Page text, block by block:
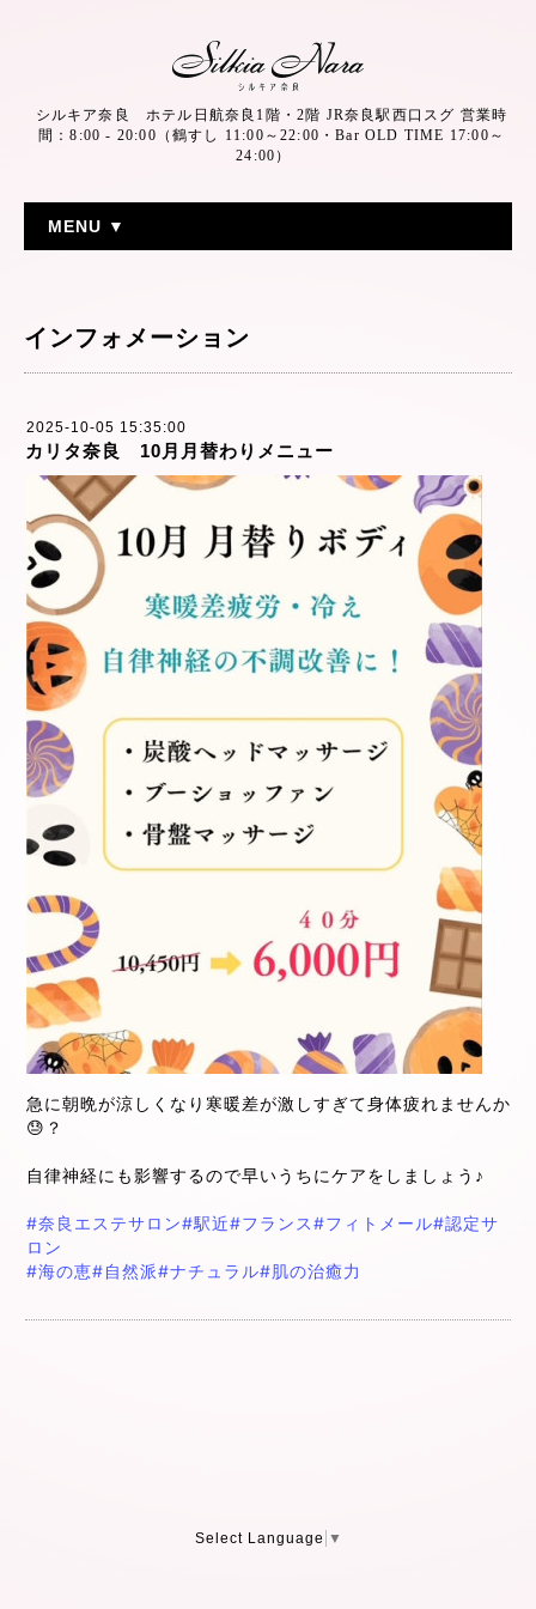
シルキア奈良 ホテル日航奈良1階・2階 JR奈良駅西口スグ 営業時
間：8:00 - 20:00（鶴すし 11:00～22:00・Bar OLD TIME 17:00～
24:00）
MENU ▼
インフォメーション
2025-10-05 15:35:00
カリタ奈良 10月月替わりメニュー
急に朝晩が涼しくなり寒暖差が激しすぎて身体疲れませんか
😓？
自律神経にも影響するので早いうちにケアをしましょう♪
#奈良エステサロン#駅近#フランス#フィトメール#認定サ
ロン
#海の恵#自然派#ナチュラル#肌の治癒力
Select Language ▼